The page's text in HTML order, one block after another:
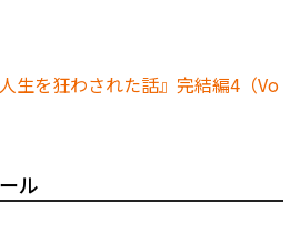
生を狂わされた話』完結編4（Vo
ル